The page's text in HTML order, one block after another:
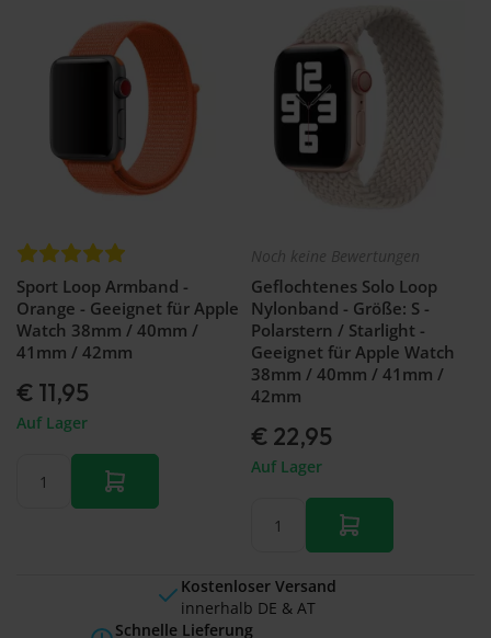
Sport Loop Armband -
Orange - Geeignet für Apple
Watch 38mm / 40mm /
41mm / 42mm
€ 11,95
Auf Lager
Noch keine Bewertungen
Geflochtenes Solo Loop
Nylonband - Größe: S -
Polarstern / Starlight -
Geeignet für Apple Watch
38mm / 40mm / 41mm /
42mm
€ 22,95
Auf Lager
Kostenloser Versand
innerhalb DE & AT
Schnelle Lieferung